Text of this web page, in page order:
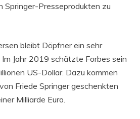
Springer-Presseprodukten zu
bleibt Döpfner ein sehr
Jahr 2019 schätzte Forbes sein
US-Dollar. Dazu kommen
Friede Springer geschenkten
Milliarde Euro.